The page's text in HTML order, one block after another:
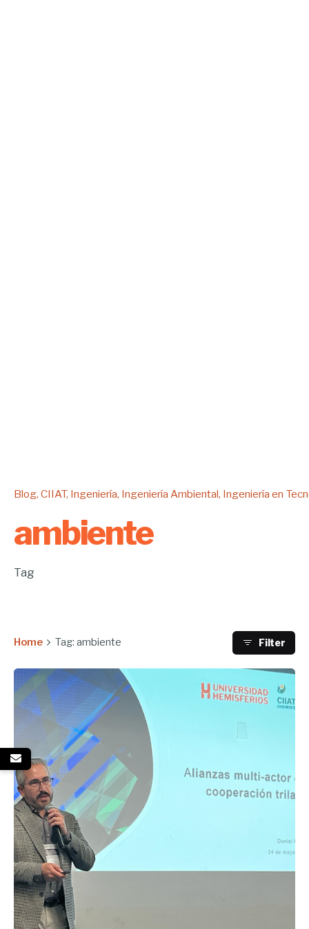
Blog CIIAT Ingeniería Ingeniería Ambiental Ingeniería en
ambiente
Tag
Home Tag: ambiente Filter
Enviado por